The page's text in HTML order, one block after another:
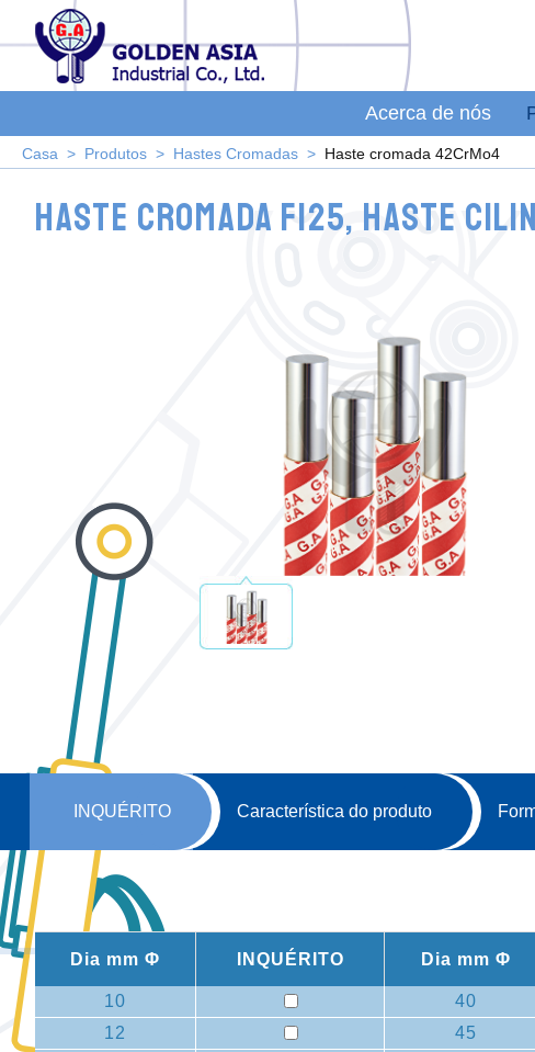
Acerca de nós
Casa Produtos Hastes Cromadas Haste cromada 42CrMo4
Haste cromada F125, Haste
INQUÉRITO Característica do produto
Dia mm Φ INQUÉRITO Dia mm Φ
10 40
12
45